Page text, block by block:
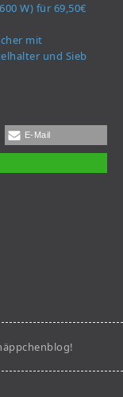
W) für 69,50€
mit
und Sieb
E-Mail